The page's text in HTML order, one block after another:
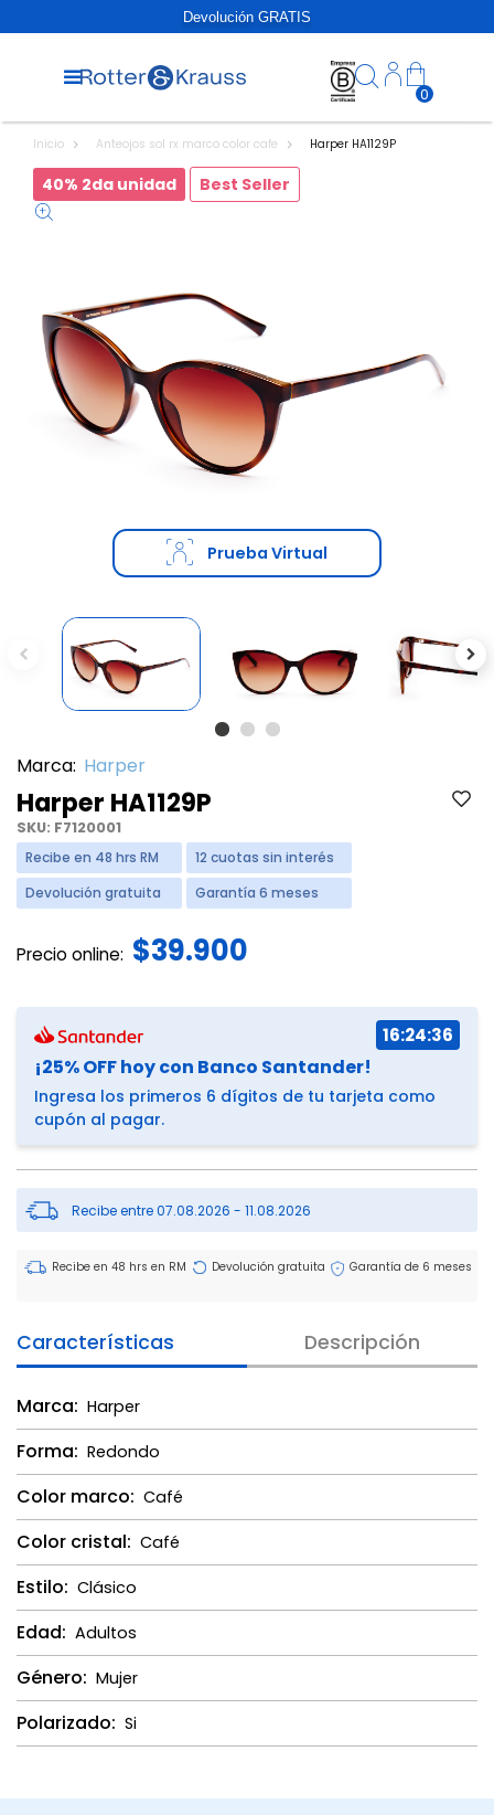
Devolución GRATIS
0
Inicio Anteojos sol rx marco color cafe Harper HA1129P
40% 2da unidad Best Seller
Prueba Virtual
Previous
Marca: Harper
Harper HA1129P
SKU: F7120001
Recibe en 48 hrs RM
12 cuotas sin interés
Devolución gratuita
Garantía 6 meses
Precio online: $39.900
16:24:36
¡25% OFF hoy con Banco Santander!
Ingresa los primeros 6 dígitos de tu tarjeta como
cupón al pagar.
Recibe entre 07.08.2026 - 11.08.2026
Recibe en 48 hrs en RM Devolución gratuita Garantía de 6 meses
Características Descripción
Marca: Harper
Forma: Redondo
Color marco: Café
Color cristal: Café
Estilo: Clásico
Edad: Adultos
Género: Mujer
Polarizado: Si